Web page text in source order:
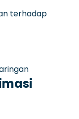
terhadap